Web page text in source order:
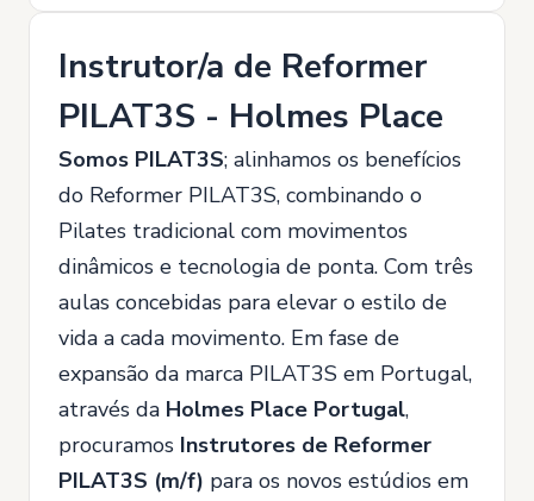
Instrutor/a de Reformer
PILAT3S - Holmes Place
Somos PILAT3S; alinhamos os benefícios
do Reformer PILAT3S, combinando o
Pilates tradicional com movimentos
dinâmicos e tecnologia de ponta. Com três
aulas concebidas para elevar o estilo de
vida a cada movimento. Em fase de
expansão da marca PILAT3S em Portugal,
através da Holmes Place Portugal,
procuramos Instrutores de Reformer
PILAT3S (m/f) para os novos estúdios em